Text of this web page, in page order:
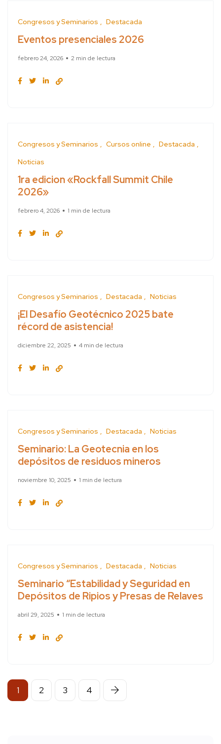
Congresos y Seminarios Destacada
Eventos presenciales 2026
febrero 24, 2026 2 min de lectura
Congresos y Seminarios Cursos online
Destacada
Noticias
1ra edicion «Rockfall Summit Chile
2026»
febrero 4, 2026 1 min de lectura
Congresos y Seminarios Destacada Noticias
¡El Desafío Geotécnico 2025 bate
récord de asistencia!
diciembre 22, 2025 4 min de lectura
Congresos y Seminarios Destacada Noticias
Seminario: La Geotecnia en los
depósitos de residuos mineros
noviembre 10, 2025 1 min de lectura
Congresos y Seminarios Destacada Noticias
Seminario “Estabilidad y Seguridad en
Depósitos de Ripios y Presas de Relaves
abril 29, 2025 1 min de lectura
1 2 3 4